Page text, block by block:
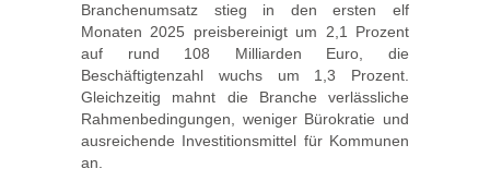
Branchenumsatz stieg in den ersten elf
Monaten 2025 preisbereinigt um 2,1 Prozent
auf rund 108 Milliarden Euro, die
Beschäftigtenzahl wuchs um 1,3 Prozent.
Gleichzeitig mahnt die Branche verlässliche
Rahmenbedingungen, weniger Bürokratie und
ausreichende Investitionsmittel für Kommunen
an.